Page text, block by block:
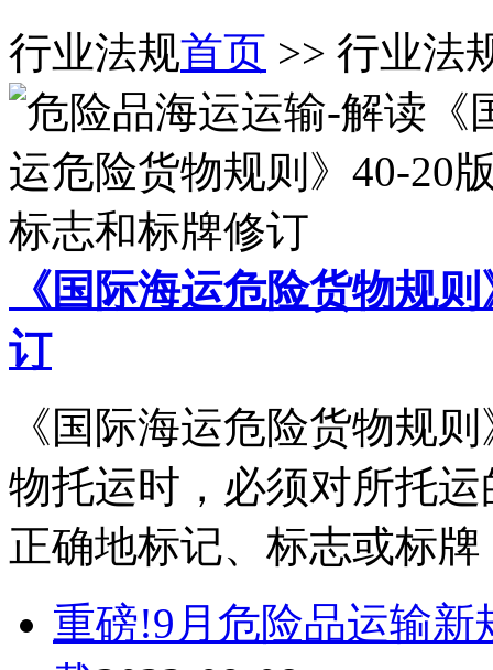
行业法规首页 >> 行业法
《国际海运危险货物规
订
《国际海运危险货物规
物托运时，必须对所托
正确地标记、标志或标
重磅!9月危险品运输